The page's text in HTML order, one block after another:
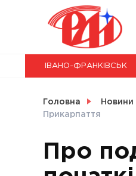
НОВИНИ
СВІТ
УКРАЇНА
ІВАНО-ФРАНКІВСЬК
Головна Новини
Прикарпаття
Про